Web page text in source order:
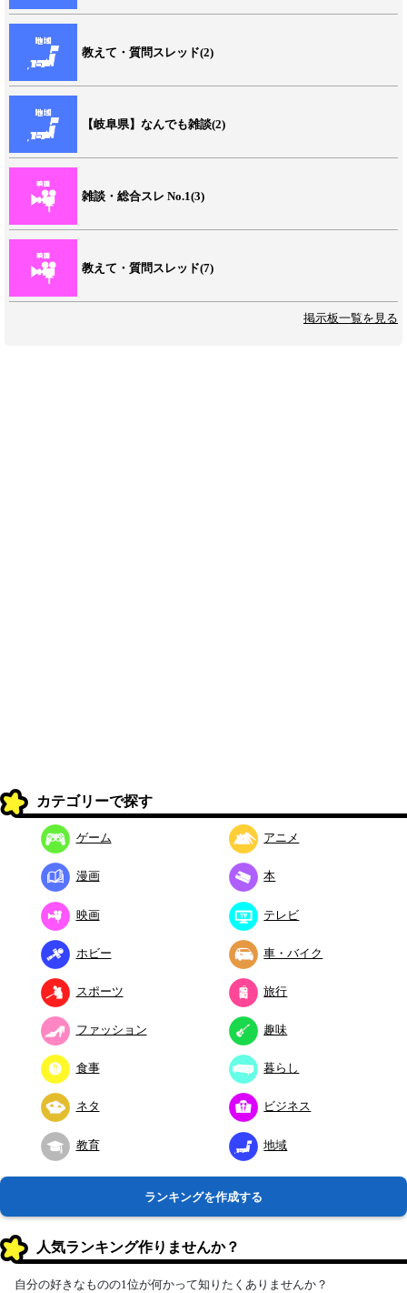
教えて・質問スレッド(2)
【岐阜県】なんでも雑談(2)
雑談・総合スレ No.1(3)
教えて・質問スレッド(7)
掲示板一覧を見る
カテゴリーで探す
ゲーム アニメ
漫画 本
映画 テレビ
ホビー 車・バイク
スポーツ 旅行
ファッション 趣味
食事 暮らし
ネタ ビジネス
教育 地域
ランキングを作成する
人気ランキング作りませんか？
自分の好きなものの1位が何かって知りたくありませんか？